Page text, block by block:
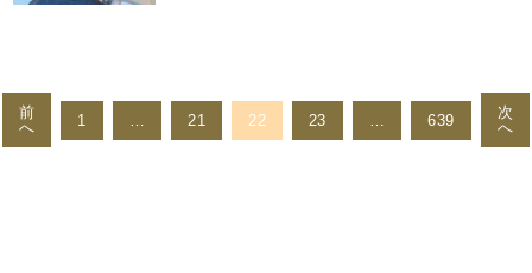
稿
の
前
へ
1 21 22 23 639
次
へ